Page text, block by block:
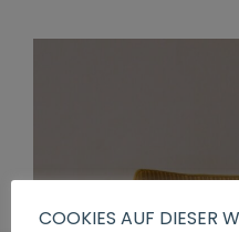
COOKIES AUF DIESER